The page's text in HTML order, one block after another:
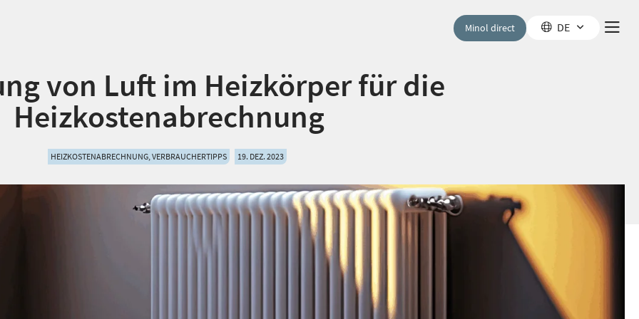
Minol direct DE
von Luft im Heizkörper für die
Heizkostenabrechnung
HEIZKOSTENABRECHNUNG, VERBRAUCHERTIPPS 19. DEZ. 2023